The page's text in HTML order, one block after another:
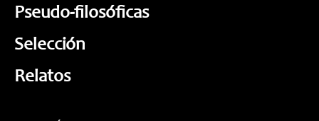
Pseudo-filosóficas
Selección
Relatos